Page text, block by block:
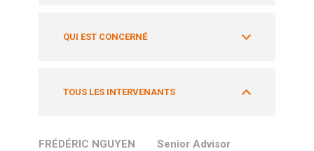
QUI EST CONCERNÉ
TOUS LES INTERVENANTS
FRÉDÉRIC NGUYEN
Senior Advisor